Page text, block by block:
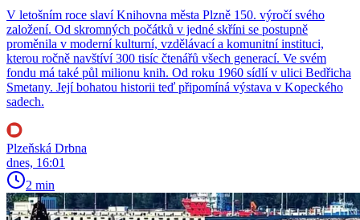
V letošním roce slaví Knihovna města Plzně 150. výročí svého
založení. Od skromných počátků v jedné skříni se postupně
proměnila v moderní kulturní, vzdělávací a komunitní instituci,
kterou ročně navštíví 300 tisíc čtenářů všech generací. Ve svém
fondu má také půl milionu knih. Od roku 1960 sídlí v ulici Bedřicha
Smetany. Její bohatou historii teď připomíná výstava v Kopeckého
sadech.
Plzeňská Drbna
dnes, 16:01
2 min